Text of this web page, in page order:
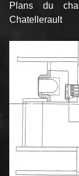
Plans du
Chatellerault